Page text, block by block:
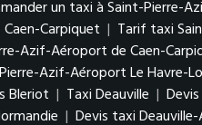
un taxi à Saint-Pierre-
Carpiquet | Tarif taxi
Azif-Aéroport de Caen-
Azif-Aéroport Le Havre-
Bleriot | Taxi Deauville |
| Devis taxi